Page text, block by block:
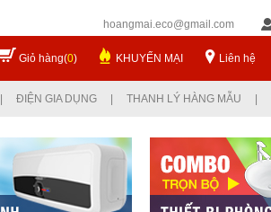
hoangmai.eco@gmail.com
Giỏ hàng(0) KHUYẾN MẠI Liên hệ
ĐIỆN GIA DỤNG THANH LÝ HÀNG MẪU